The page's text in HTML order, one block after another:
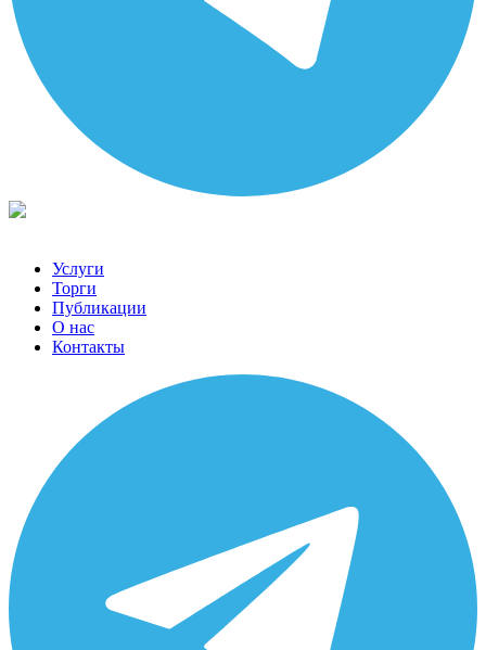
Услуги
Торги
Публикации
О нас
Контакты